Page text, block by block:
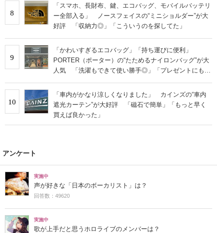
8
「スマホ、長財布、鍵、エコバッグ、モバイルバッテリ
ー全部入る」 ノースフェイスの“ミニショルダー”が大
好評 「収納力◎」「こういうのを探してた」
9
「かわいすぎるエコバッグ」「持ち運びに便利」
PORTER（ポーター）の“たためるナイロンバッグ”が大
人気 「洗濯もできて使い勝手◎」「プレゼントにもお
10
「車内がかなり涼しくなりました」 カインズの“車内
遮光カーテン”が大好評 「磁石で簡単」「もっと早く
買えば良かった」
アンケート
実施中
声が好きな「日本のボーカリスト」は？
回答数：49620
実施中
歌が上手だと思うホロライブのメンバーは？